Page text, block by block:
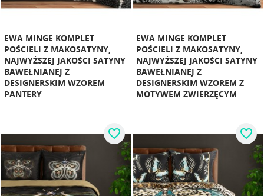
EWA MINGE KOMPLET
POŚCIELI Z MAKOSATYNY,
NAJWYŻSZEJ JAKOŚCI SATYNY
BAWEŁNIANEJ Z
DESIGNERSKIM WZOREM
PANTERY
EWA MINGE KOMPLET
POŚCIELI Z MAKOSATYNY,
NAJWYŻSZEJ JAKOŚCI SATYNY
BAWEŁNIANEJ Z
DESIGNERSKIM WZOREM Z
MOTYWEM ZWIERZĘCYM
favorite_border favorite_border